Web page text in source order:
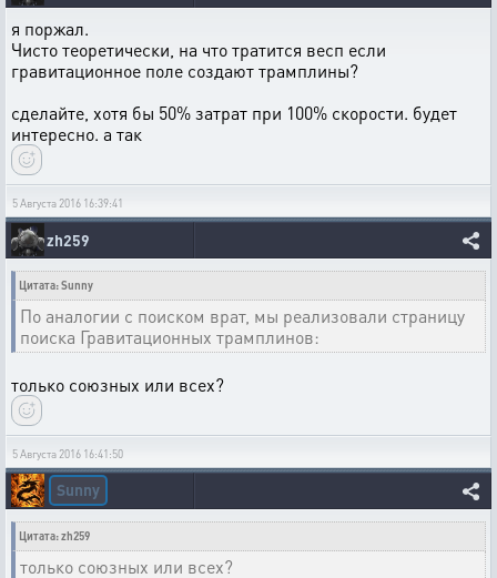
я поржал.
Чисто теоретически, на что тратится весп если
гравитационное поле создают трамплины?
сделайте, хотя бы 50% затрат при 100% скорости. будет
интересно. а так
5 Августа 2016 16:39:41
zh259
Цитата: Sunny
По аналогии с поиском врат, мы реализовали страницу
поиска Гравитационных трамплинов:
только союзных или всех?
5 Августа 2016 16:41:50
Sunny
Цитата: zh259
только союзных или всех?